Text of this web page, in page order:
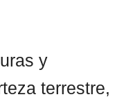
y
terrestre,